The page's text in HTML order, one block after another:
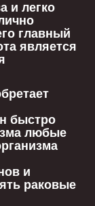
и легко
главный
является
быстро
любые
и
раковые